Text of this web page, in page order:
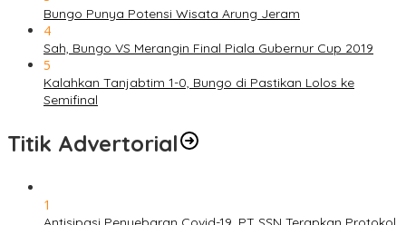
Bungo Punya Potensi Wisata Arung Jeram
4
Sah, Bungo VS Merangin Final Piala Gubernur Cup 2019
5
Kalahkan Tanjabtim 1-0, Bungo di Pastikan Lolos ke
Semifinal
Titik Advertorial
1